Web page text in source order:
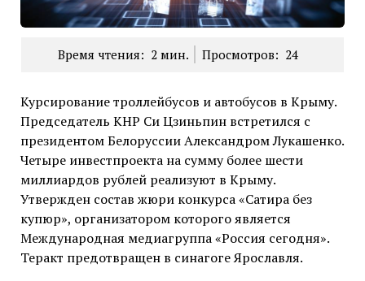
Время чтения: 2 мин. Просмотров: 24
Курсирование троллейбусов и автобусов в Крыму.
Председатель КНР Си Цзиньпин встретился с
президентом Белоруссии Александром Лукашенко.
Четыре инвестпроекта на сумму более шести
миллиардов рублей реализуют в Крыму.
Утвержден состав жюри конкурса «Сатира без
купюр», организатором которого является
Международная медиагруппа «Россия сегодня».
Теракт предотвращен в синагоге Ярославля.